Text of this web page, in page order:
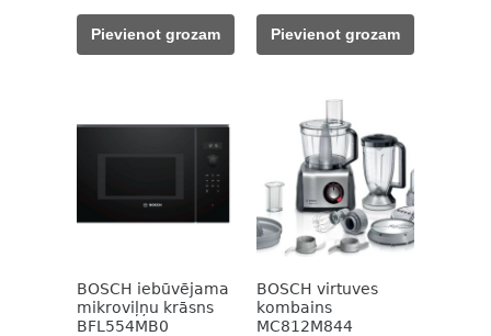
was:
205,00 €.
179,00 €.
Pievienot grozam
was:
171,00 €.
149,00 €.
Pievienot grozam
BOSCH iebūvējama
mikroviļņu krāsns
BFL554MB0
BOSCH virtuves
kombains
MC812M844